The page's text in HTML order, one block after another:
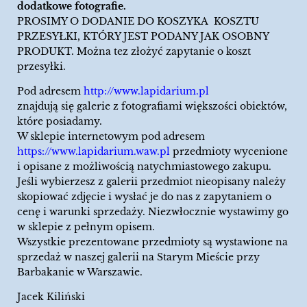
dodatkowe fotografie.
PROSIMY O DODANIE DO KOSZYKA KOSZTU
PRZESYŁKI, KTÓRY JEST PODANY JAK OSOBNY
PRODUKT. Można tez złożyć zapytanie o koszt
przesyłki.
Pod adresem http://www.lapidarium.pl
znajdują się galerie z fotografiami większości obiektów,
które posiadamy.
W sklepie internetowym pod adresem
https://www.lapidarium.waw.pl przedmioty wycenione
i opisane z możliwością natychmiastowego zakupu.
Jeśli wybierzesz z galerii przedmiot nieopisany należy
skopiować zdjęcie i wysłać je do nas z zapytaniem o
cenę i warunki sprzedaży. Niezwłocznie wystawimy go
w sklepie z pełnym opisem.
Wszystkie prezentowane przedmioty są wystawione na
sprzedaż w naszej galerii na Starym Mieście przy
Barbakanie w Warszawie.
Jacek Kiliński